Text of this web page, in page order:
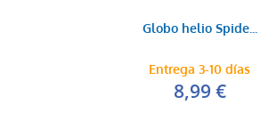
Globo helio Spide...
Entrega 3-10 días
8,99 €